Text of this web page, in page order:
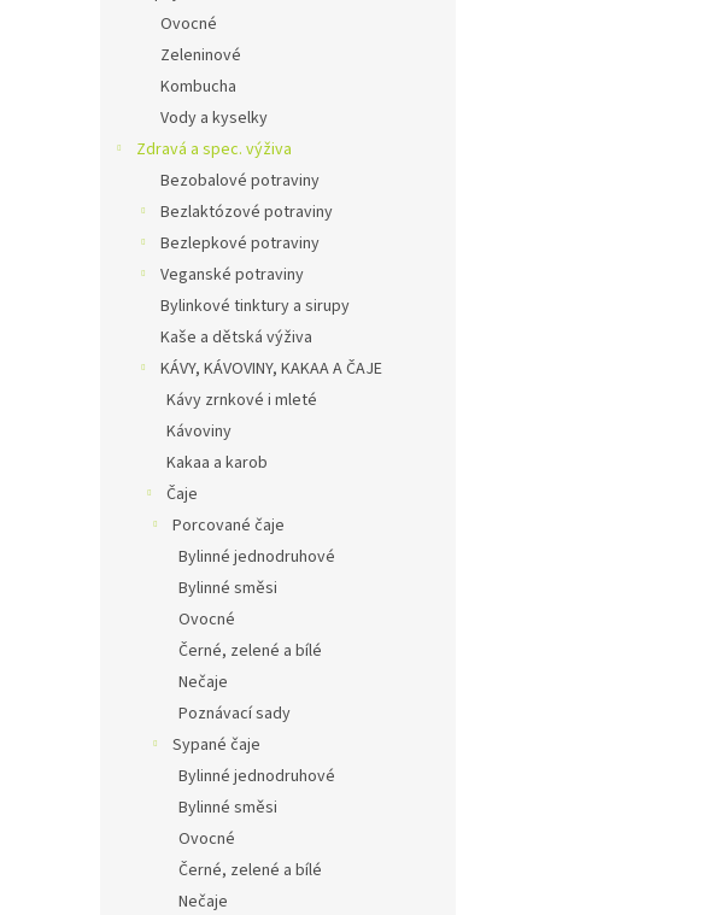
Ovocné
Zeleninové
Kombucha
Vody a kyselky
Zdravá a spec. výživa
Bezobalové potraviny
Bezlaktózové potraviny
Bezlepkové potraviny
Veganské potraviny
Bylinkové tinktury a sirupy
Kaše a dětská výživa
KÁVY, KÁVOVINY, KAKAA A ČAJE
Kávy zrnkové i mleté
Kávoviny
Kakaa a karob
Čaje
Porcované čaje
Bylinné jednodruhové
Bylinné směsi
Ovocné
Černé, zelené a bílé
Nečaje
Poznávací sady
Sypané čaje
Bylinné jednodruhové
Bylinné směsi
Ovocné
Černé, zelené a bílé
Nečaje